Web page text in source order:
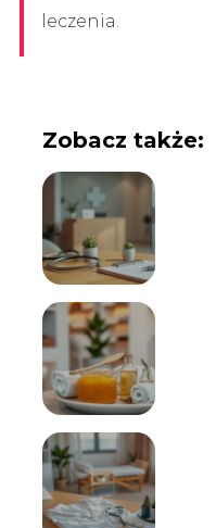
leczenia.
Zobacz także: